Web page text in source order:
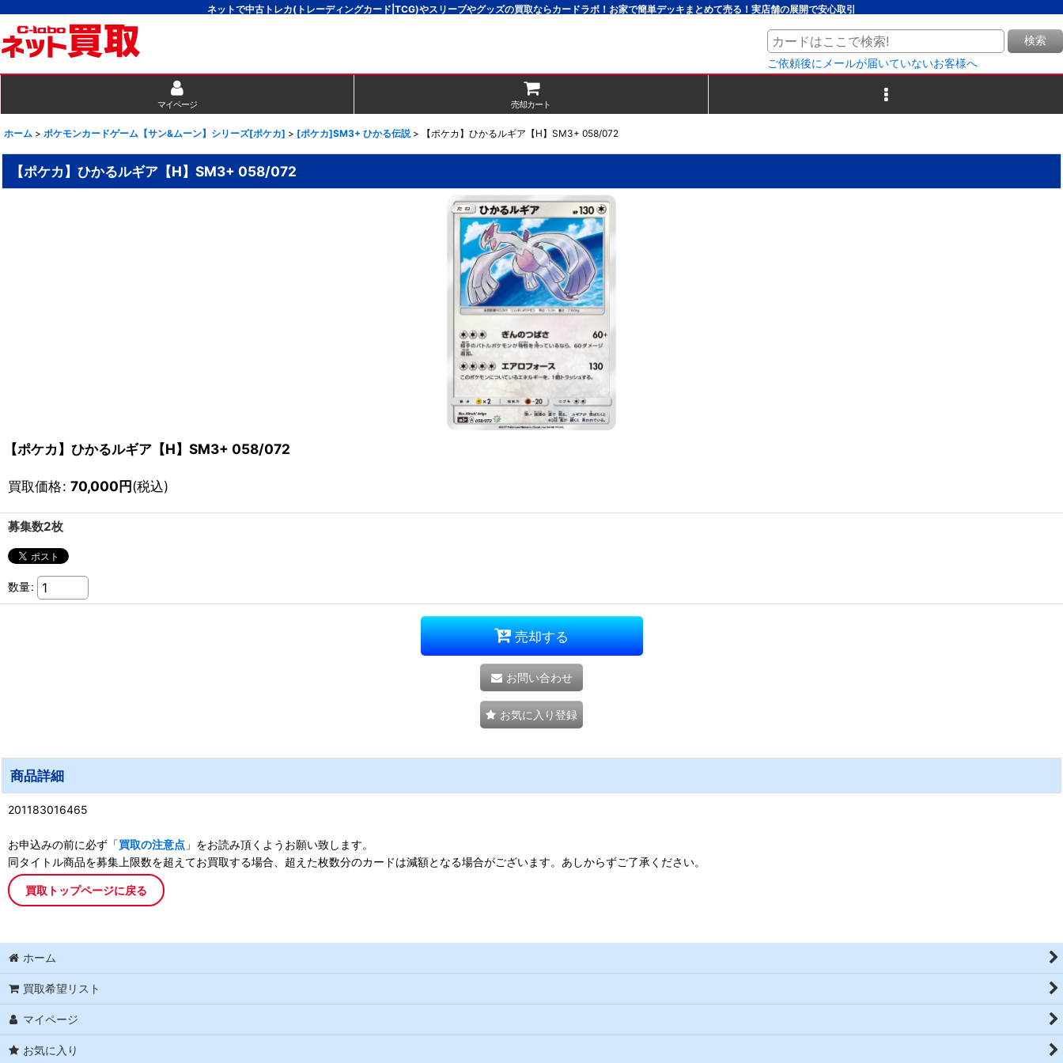
ネットで中古トレカ(トレーディングカード|TCG)やスリーブやグッズの買取ならカードラボ！お家で簡単デッキまとめて売る！実店舗の展開で安心取引
検索
ご依頼後にメールが届いていないお客様へ
マイページ 売却カート
ホーム > ポケモンカードゲーム【サン&ムーン】シリーズ[ポケカ] > [ポケカ]SM3+ ひかる伝説 > 【ポケカ】ひかるルギア【H】SM3+ 058/072
【ポケカ】ひかるルギア【H】SM3+ 058/072
【ポケカ】ひかるルギア【H】SM3+ 058/072
買取価格: 70,000円(税込)
募集数2枚
数量:
売却する
お問い合わせ
お気に入り登録
商品詳細
201183016465
お申込みの前に必ず「買取の注意点 」をお読み頂くようお願い致します。
同タイトル商品を募集上限数を超えてお買取する場合、超えた枚数分のカードは減額となる場合がございます。あしからずご了承ください。
買取トップページに戻る
ホーム
買取希望リスト
マイページ
お気に入り